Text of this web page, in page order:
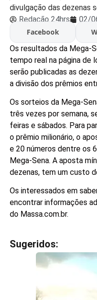
divulgação das dezenas
Redação 24hrs
02/
Facebook
Os resultados da Mega-
tempo real na página de
serão publicadas as
a divisão dos prêmios
Os sorteios da Mega-
três vezes por semana,
feiras e sábados. Para
o prêmio milionário, o
e 20 números dentre os
Mega-Sena. A aposta
dezenas, tem um custo
Os interessados em
encontrar informações
do Massa.com.br.
Sugeridos: